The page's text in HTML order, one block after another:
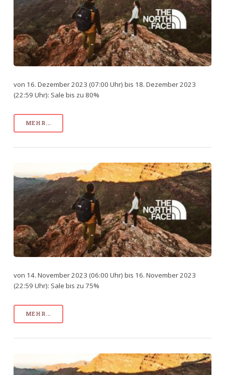
von 16. Dezember 2023 (07:00 Uhr) bis 18. Dezember 2023
(22:59 Uhr): Sale bis zu 80%
MEHR...
von 14. November 2023 (06:00 Uhr) bis 16. November 2023
(22:59 Uhr): Sale bis zu 75%
MEHR...